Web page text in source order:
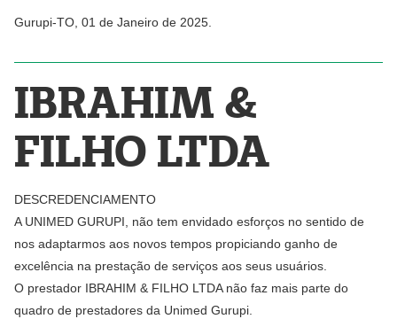
Gurupi-TO, 01 de Janeiro de 2025.
IBRAHIM &
FILHO LTDA
DESCREDENCIAMENTO
A UNIMED GURUPI, não tem envidado esforços no sentido de
nos adaptarmos aos novos tempos propiciando ganho de
excelência na prestação de serviços aos seus usuários.
O prestador IBRAHIM & FILHO LTDA não faz mais parte do
quadro de prestadores da Unimed Gurupi.